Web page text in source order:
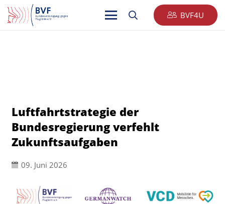
BVF4U
Luftfahrtstrategie der
Bundesregierung verfehlt
Zukunftsaufgaben
09. Juni 2026